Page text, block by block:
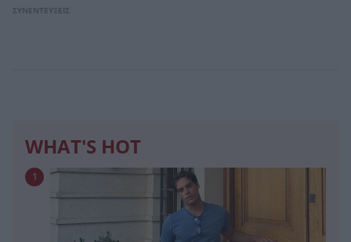
ΣΥΝΕΝΤΕΥΞΕΙΣ
WHAT'S HOT
1